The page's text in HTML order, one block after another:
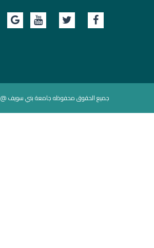
جميع الحقوق محفوظه جامعة بني سويف @2022